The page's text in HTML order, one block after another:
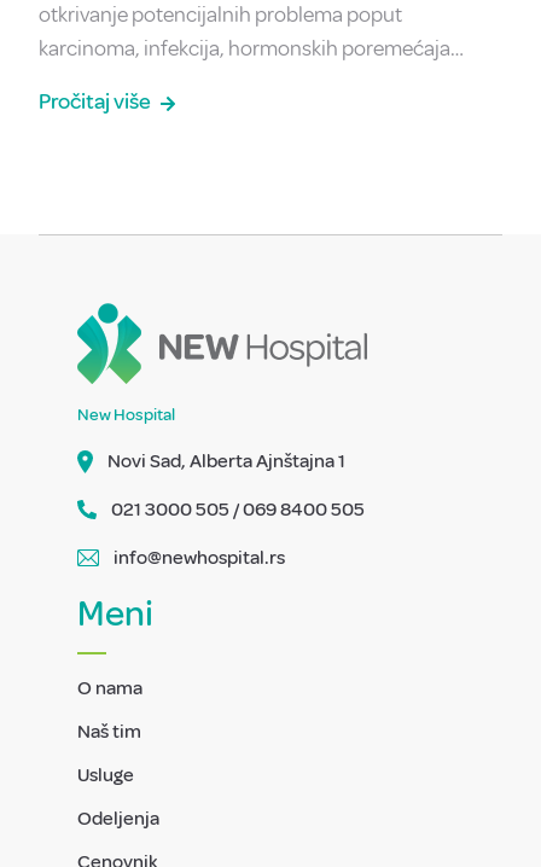
otkrivanje potencijalnih problema poput
karcinoma, infekcija, hormonskih poremećaja…
Pročitaj više
New Hospital
Novi Sad, Alberta Ajnštajna 1
021 3000 505 / 069 8400 505
info@newhospital.rs
Meni
O nama
Naš tim
Usluge
Odeljenja
Cenovnik